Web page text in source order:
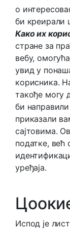
о
би креирали
Како их
стране за
вебу,
увид у
корисника.
такође могу
би
приказали
сајтовима.
податке, већ
уређаја.
Испод је